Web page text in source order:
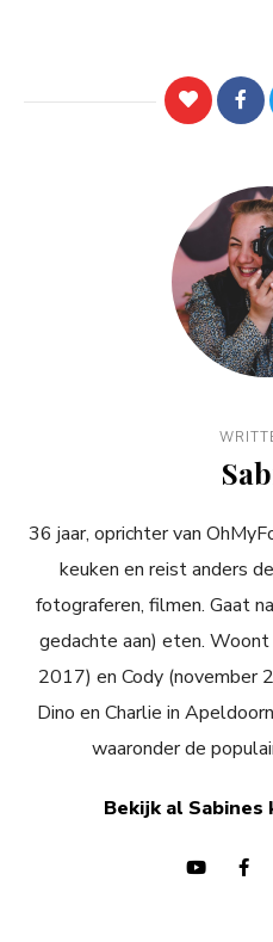
36 jaar, oprichter van
keuken en reist anders
fotograferen, filmen. Gaat
gedachte aan) eten.
2017) en Cody (november
Dino en Charlie in
waaronder de
Bekijk al Sabines